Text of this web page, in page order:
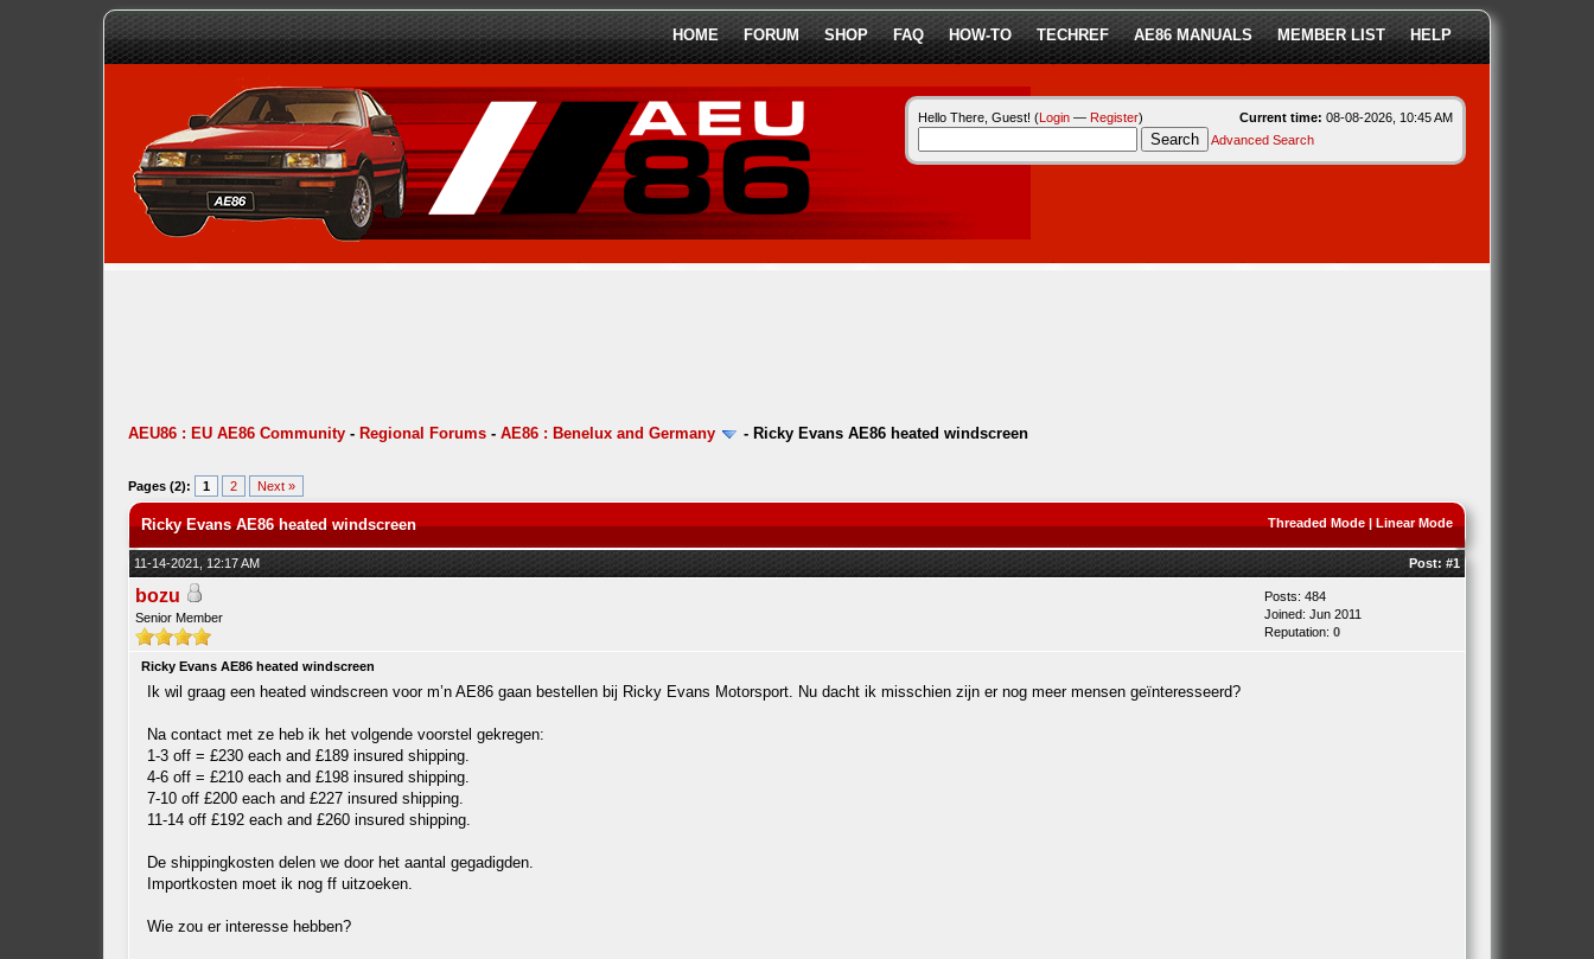
HOME FORUM SHOP FAQ HOW-TO TECHREF AE86 MANUALS MEMBER LIST HELP
Current time: 08-08-2026, 10:45 AM
Hello There, Guest! (Login— Register)
Advanced Search
AEU86 : EU AE86 Community- Regional Forums- AE86 : Benelux and Germany - Ricky Evans AE86 heated windscreen
Pages (2): 1 2 Next »
Threaded Mode| Linear Mode
Ricky Evans AE86 heated windscreen
11-14-2021, 12:17 AM Post: #1
bozu
Senior Member
Posts: 484
Joined: Jun 2011
Reputation: 0
Ricky Evans AE86 heated windscreen
Ik wil graag een heated windscreen voor m’n AE86 gaan bestellen bij Ricky Evans Motorsport. Nu dacht ik misschien zijn er nog meer mensen geïnteresseerd?
Na contact met ze heb ik het volgende voorstel gekregen:
1-3 off = £230 each and £189 insured shipping.
4-6 off = £210 each and £198 insured shipping.
7-10 off £200 each and £227 insured shipping.
11-14 off £192 each and £260 insured shipping.
De shippingkosten delen we door het aantal gegadigden.
Importkosten moet ik nog ff uitzoeken.
Wie zou er interesse hebben?